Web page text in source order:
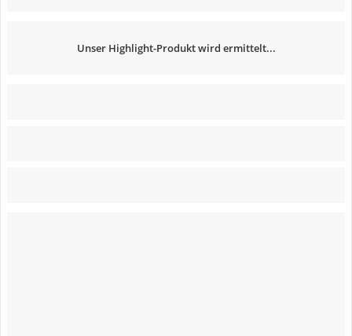
Unser Highlight-Produkt wird ermittelt...